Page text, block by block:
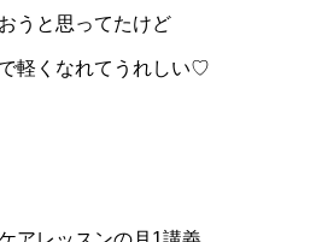
うと思ってたけど
軽くなれてうれしい♡